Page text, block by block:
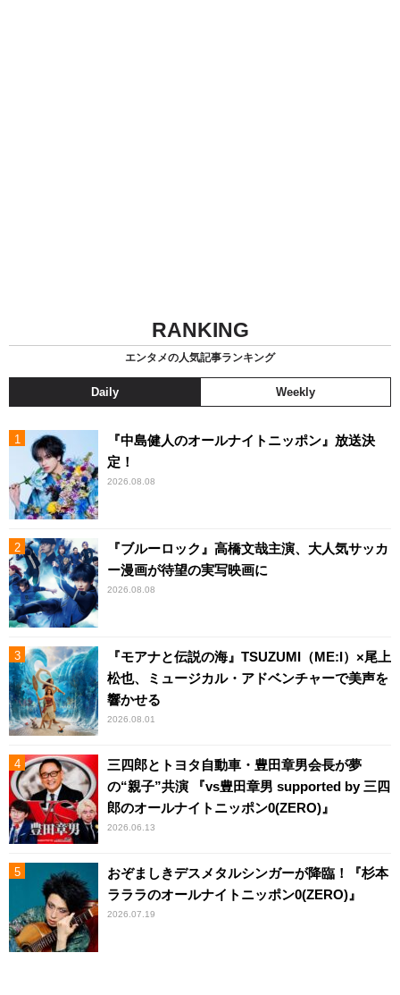
RANKING
エンタメの人気記事ランキング
Daily Weekly
『中島健人のオールナイトニッポン』放送決
定！
2026.08.08
『ブルーロック』高橋文哉主演、大人気サッカ
ー漫画が待望の実写映画に
2026.08.08
『モアナと伝説の海』TSUZUMI（ME:I）×尾上
松也、ミュージカル・アドベンチャーで美声を
響かせる
2026.08.01
三四郎とトヨタ自動車・豊田章男会長が夢
の“親子”共演 『vs豊田章男 supported by 三四
郎のオールナイトニッポン0(ZERO)』
2026.06.13
おぞましきデスメタルシンガーが降臨！『杉本
ラララのオールナイトニッポン0(ZERO)』
2026.07.19